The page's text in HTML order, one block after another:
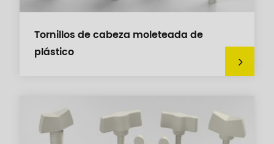
Tornillos de cabeza moleteada de
plástico